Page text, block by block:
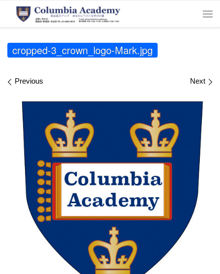
Skip to content
cropped-3_crown_logo-Mark.jpg
Images navigation
Previous Next